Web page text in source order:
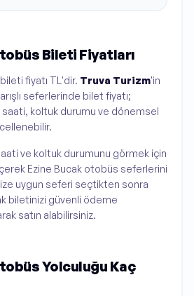
Bileti Fiyatları
fiyatı TL'dir. Truva Turizm'in
seferlerinde bilet fiyatı;
koltuk durumu ve dönemsel
ve koltuk durumunu görmek için
Ezine Bucak otobüs seferlerini
uygun seferi seçtikten sonra
biletinizi güvenli ödeme
satın alabilirsiniz.
Yolculuğu Kaç